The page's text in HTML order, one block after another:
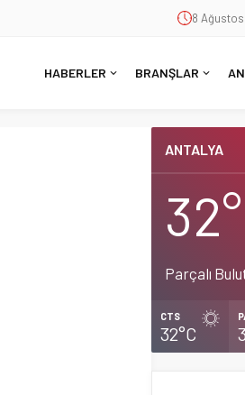
8
HABERLER BRANŞLAR
ANTALYA
Parçalı
CTS
32°C